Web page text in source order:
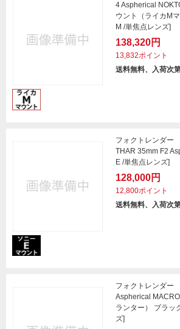
4 Aspherical
ウント（ライカM
M /単焦点レンズ]
138,320円
13,832ポイント
送料無料、入荷次
フォクトレンダー
THAR 35mm F2
E /単焦点レンズ]
128,000円
12,800ポイント
送料無料、入荷次
フォクトレンダー
Aspherical
ランター） ブラッ
ズ]